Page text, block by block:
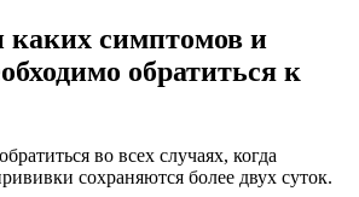
симптомов и
обратиться к
во всех случаях, когда
сохраняются более двух суток.